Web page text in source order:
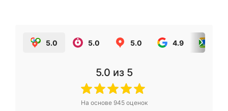
5.0 5.0 5.0 4.9
5.0 из 5
На основе 945оценок